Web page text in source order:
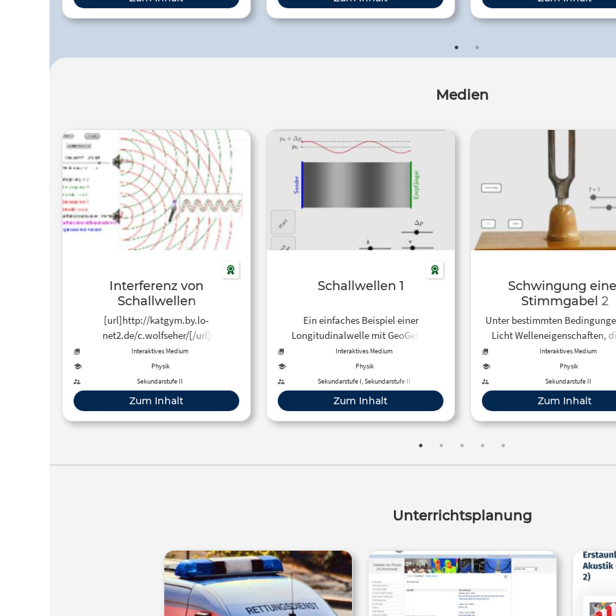
einem Laser! Erzeuge
Interferenzmuster…
konstruktiver Interferenz verstärken
sich die einzelnen Wellen, bei
menschlichen Ohren oder
Mikrophon Signale
Medien
Interferenz von
Schallwellen
[url]http://katgym.by.lo-
net2.de/c.wolfseher/[/url]
Interaktives Medium
Physik
Sekundarstufe II
Zum Inhalt
Schallwellen 1
Ein einfaches Beispiel einer
Longitudinalwelle mit GeoGebra
modelliert.
Interaktives Medium
Physik
Sekundarstufe I, Sekundarstufe II
Zum Inhalt
Schwingung
Stimmgabel 2
Unter bestimmten
Licht Welleneigenschaften,
dem vereinfachten Modell
„Lichtstrahlen“ nicht erklärbar
Um beispielsweise auch
Interferenz- und
beschreiben zu können, geht
der „modernen“ Optik von
Interaktives Medium
Physik
Sekundarstufe II
Zum Inhalt
Unterrichtsplanung